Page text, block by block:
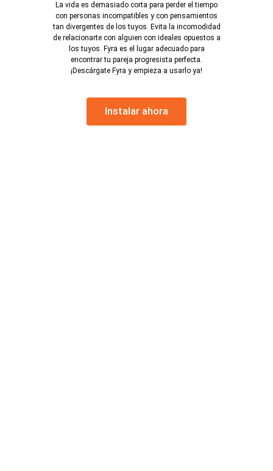
La vida es demasiado corta para perder el tiempo
con personas incompatibles y con pensamientos
tan divergentes de los tuyos. Evita la incomodidad
de relacionarte con alguien con ideales opuestos a
los tuyos. Fyra es el lugar adecuado para
encontrar tu pareja progresista perfecta.
¡Descárgate Fyra y empieza a usarlo ya!
Instalar ahora